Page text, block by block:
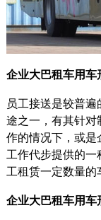
企业大巴租车用
员工接送是较普
途之一，有其针
作的情况下，或
工作代步提供的
工租赁一定数量的
企业大巴租车用